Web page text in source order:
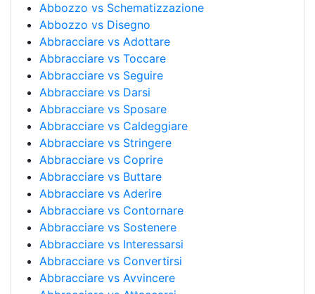
Abbozzo vs Schematizzazione
Abbozzo vs Disegno
Abbracciare vs Adottare
Abbracciare vs Toccare
Abbracciare vs Seguire
Abbracciare vs Darsi
Abbracciare vs Sposare
Abbracciare vs Caldeggiare
Abbracciare vs Stringere
Abbracciare vs Coprire
Abbracciare vs Buttare
Abbracciare vs Aderire
Abbracciare vs Contornare
Abbracciare vs Sostenere
Abbracciare vs Interessarsi
Abbracciare vs Convertirsi
Abbracciare vs Avvincere